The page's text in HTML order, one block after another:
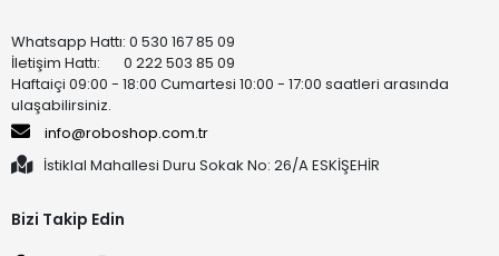
Whatsapp Hattı: 0 530 167 85 09
İletişim Hattı: 0 222 503 85 09
Haftaiçi 09:00 - 18:00 Cumartesi 10:00 - 17:00 saatleri arasında
ulaşabilirsiniz.
info@roboshop.com.tr
İstiklal Mahallesi Duru Sokak No: 26/A ESKİŞEHİR
Bizi Takip Edin